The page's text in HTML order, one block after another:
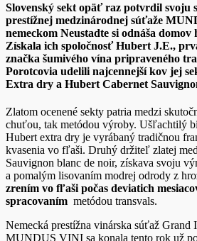
Slovenský sekt opäť raz potvrdil svoju
prestížnej medzinárodnej súťaže
nemeckom Neustadte si odnáša
Získala ich spoločnosť Hubert J.E.,
značka šumivého vína pripraveného
Porotcovia udelili najcennejší kov jej
Extra dry a Hubert Cabernet
Zlatom ocenené sekty patria medzi
chuťou, tak metódou výroby. Ušľachtilý
Hubert extra dry je vyrábaný tradičnou
kvasenia vo fľaši. Druhý držiteľ zlatej
Sauvignon blanc de noir, získava svoju
a pomalým lisovaním modrej odrody z
zrením vo fľaši počas deviatich
spracovaním metódou transvals.
Nemecká prestížna vinárska súťaž Grand
MUNDUS VINI sa konala tento rok už